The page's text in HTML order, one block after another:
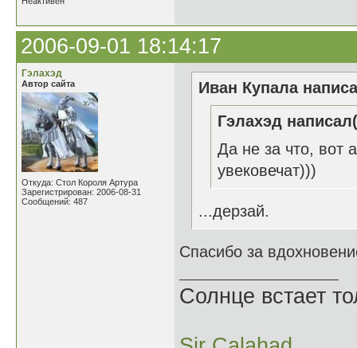
2006-09-01 18:14:17
Гэлахэд
Автор сайта
Откуда: Стол Короля Артура
Зарегистрирован: 2006-08-31
Сообщений: 487
Иван Купала
Гэлахэд
Да не за что, вот
увековечат)))
...дерзай.
Спасибо за
Солнце встает